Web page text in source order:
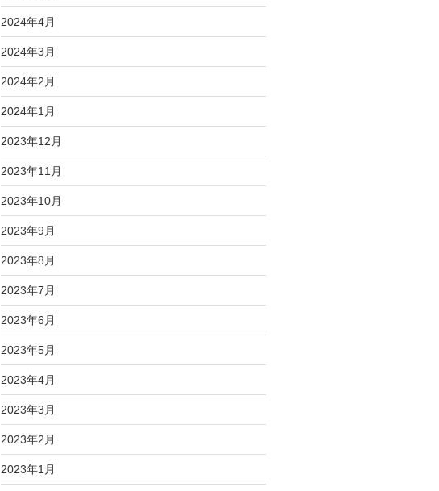
2024年4月
2024年3月
2024年2月
2024年1月
2023年12月
2023年11月
2023年10月
2023年9月
2023年8月
2023年7月
2023年6月
2023年5月
2023年4月
2023年3月
2023年2月
2023年1月